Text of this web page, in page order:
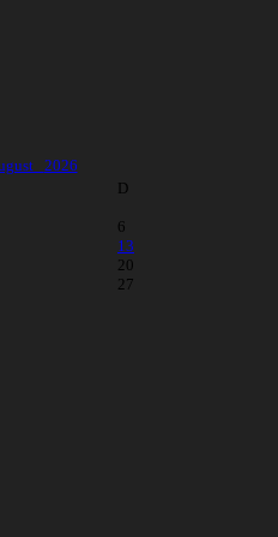
2026
D
6
13
20
27